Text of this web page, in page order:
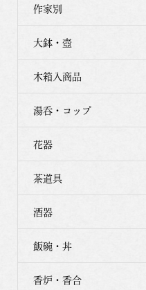
作家別
大鉢・壺
木箱入商品
湯呑・コップ
花器
茶道具
酒器
飯碗・丼
香炉・香合